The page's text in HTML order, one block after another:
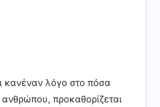
κανέναν λόγο στο πόσα
ανθρώπου, προκαθορίζεται